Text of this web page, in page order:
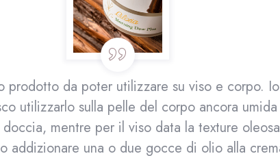
interamente con estratti di piante che nascono
in Sardegna sono un toccasana per la
pelle. S'OLLU è favoloso!"